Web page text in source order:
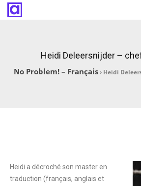
Heidi Deleersnijder –
No Problem! – Français› Heidi
Heidi a décroché son master en
traduction (français, anglais et